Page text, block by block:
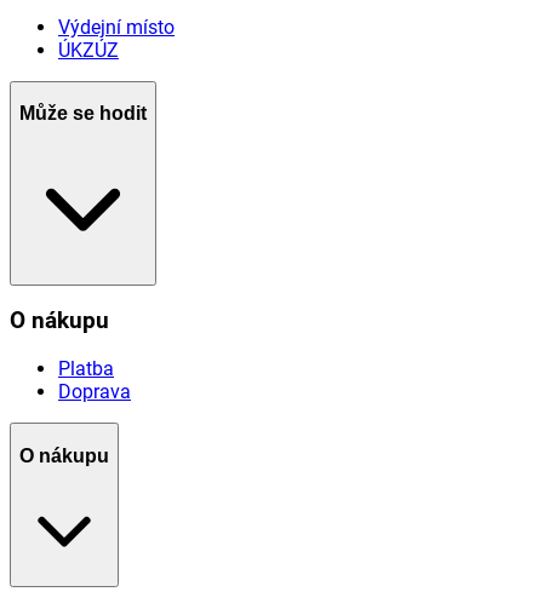
Výdejní místo
ÚKZÚZ
Může se hodit
O nákupu
Platba
Doprava
O nákupu